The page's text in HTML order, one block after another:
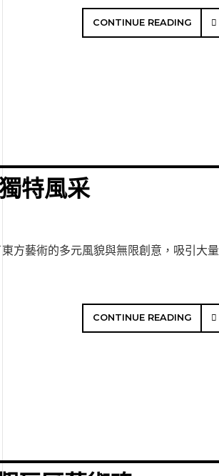
CONTINUE READING
特風采
方藝術的多元風貌與無限創意，吸引大量
CONTINUE READING